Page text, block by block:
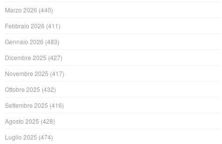
Marzo 2026 (440)
Febbraio 2026 (411)
Gennaio 2026 (483)
Dicembre 2025 (427)
Novembre 2025 (417)
Ottobre 2025 (432)
Settembre 2025 (416)
Agosto 2025 (428)
Luglio 2025 (474)